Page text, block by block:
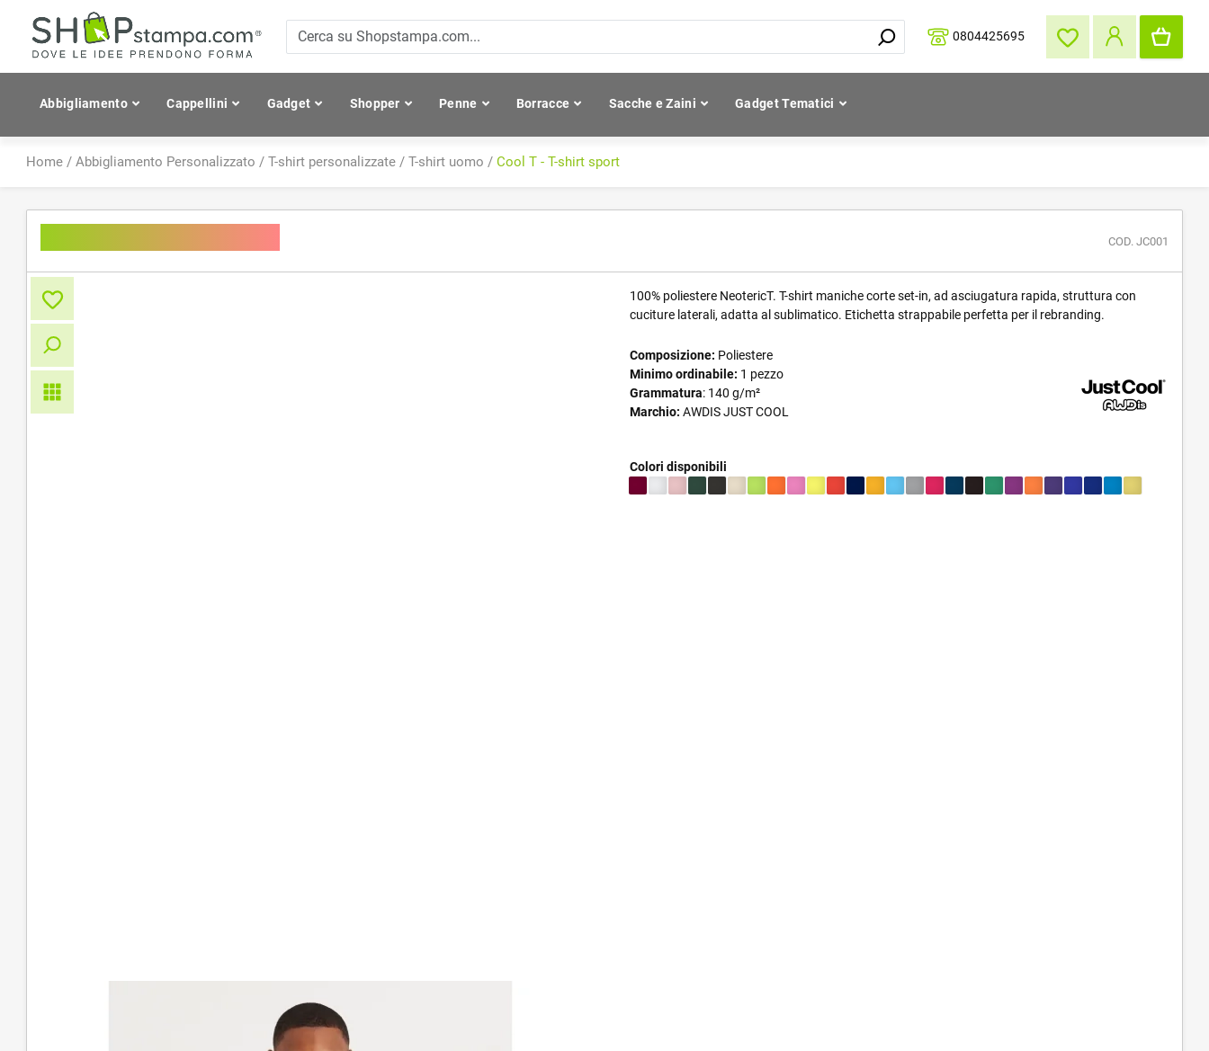
0804425695
Abbigliamento Cappellini Gadget Shopper Penne Borracce Sacche e Zaini Gadget Tematici
Home / Abbigliamento Personalizzato / T-shirt personalizzate / T-shirt uomo / Cool T - T-shirt sport
COD. JC001
100% poliestere NeotericT. T-shirt maniche corte set-in, ad asciugatura rapida, struttura con
cuciture laterali, adatta al sublimatico. Etichetta strappabile perfetta per il rebranding.
Composizione: Poliestere
Minimo ordinabile: 1 pezzo
Grammatura: 140 g/m²
Marchio: AWDIS JUST COOL
Colori disponibili